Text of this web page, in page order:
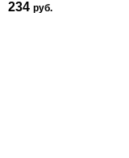
234 руб.